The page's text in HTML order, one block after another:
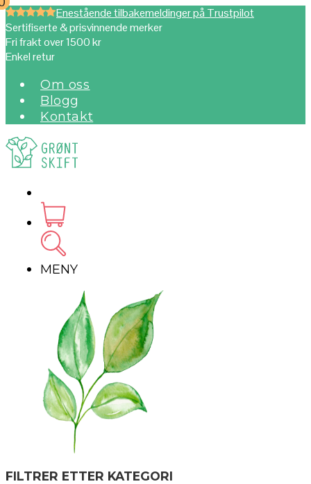
Enestående tilbakemeldinger på Trustpilot
Sertifiserte & prisvinnende merker
Fri frakt over 1500 kr
Enkel retur
Om oss
Blogg
Kontakt
MENY
FILTRER ETTER KATEGORI